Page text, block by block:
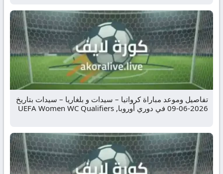
تفاصيل وموعد مباراة كرواتيا – سيدات و بلغاريا – سيدات بتاريخ
2026-06-09 في دوري أوروبا, UEFA Women WC Qualifiers